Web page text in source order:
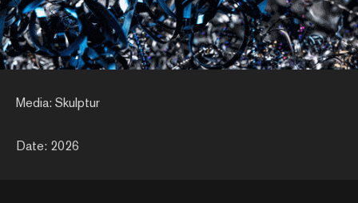
Media: Skulptur
Date: 2026